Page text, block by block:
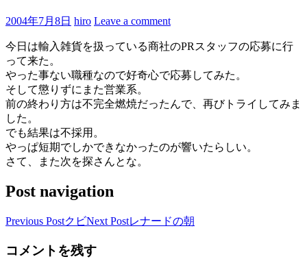
2004年7月8日 hiro Leave a comment
今日は輸入雑貨を扱っている商社のPRスタッフの応募に行
って来た。
やった事ない職種なので好奇心で応募してみた。
そして懲りずにまた営業系。
前の終わり方は不完全燃焼だったんで、再びトライしてみま
した。
でも結果は不採用。
やっぱ短期でしかできなかったのが響いたらしい。
さて、また次を探さんとな。
Post navigation
Previous PostクビNext Postレナードの朝
コメントを残す